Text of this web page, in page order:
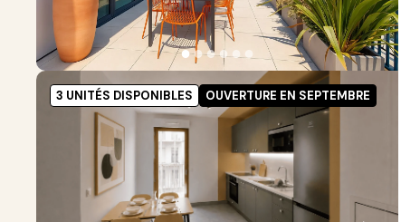
●●●●●●
3 UNITÉS DISPONIBLES OUVERTURE EN SEPTEMBRE